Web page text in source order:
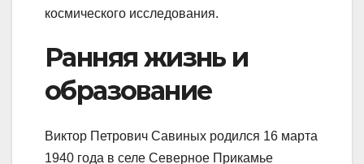
космического исследования.
Ранняя жизнь и
образование
Виктор Петрович Савиных родился 16 марта
1940 года в селе Северное Прикамье